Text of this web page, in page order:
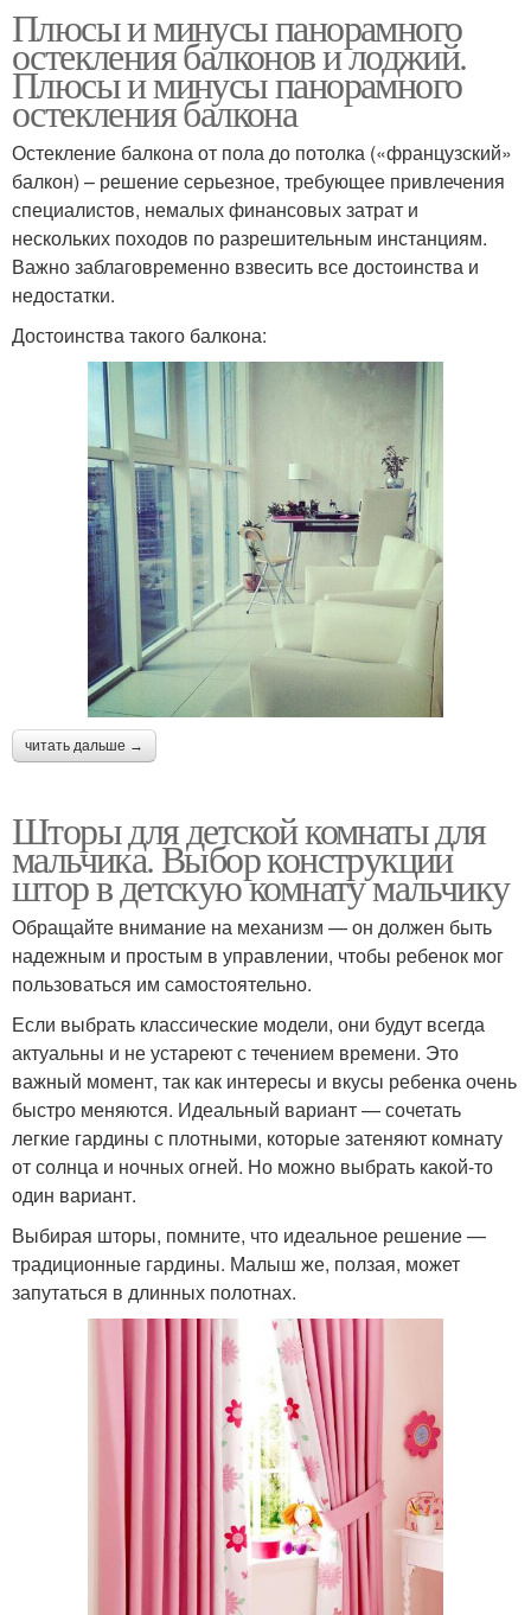
Плюсы и минусы панорамного
остекления балконов и лоджий.
Плюсы и минусы панорамного
остекления балкона
Остекление балкона от пола до потолка («французский»
балкон) – решение серьезное, требующее привлечения
специалистов, немалых финансовых затрат и
нескольких походов по разрешительным инстанциям.
Важно заблаговременно взвесить все достоинства и
недостатки.
Достоинства такого балкона:
читать дальше →
Шторы для детской комнаты для
мальчика. Выбор конструкции
штор в детскую комнату мальчику
Обращайте внимание на механизм — он должен быть
надежным и простым в управлении, чтобы ребенок мог
пользоваться им самостоятельно.
Если выбрать классические модели, они будут всегда
актуальны и не устареют с течением времени. Это
важный момент, так как интересы и вкусы ребенка очень
быстро меняются. Идеальный вариант — сочетать
легкие гардины с плотными, которые затеняют комнату
от солнца и ночных огней. Но можно выбрать какой-то
один вариант.
Выбирая шторы, помните, что идеальное решение —
традиционные гардины. Малыш же, ползая, может
запутаться в длинных полотнах.